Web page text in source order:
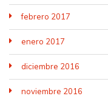
febrero 2017
enero 2017
diciembre 2016
noviembre 2016